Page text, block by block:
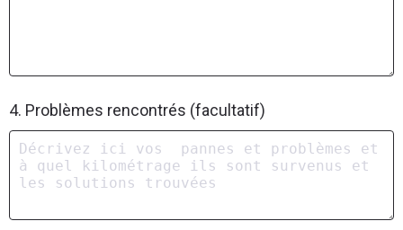
4. Problèmes rencontrés (facultatif)